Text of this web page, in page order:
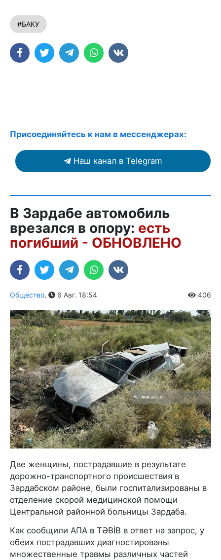
#БАКУ
Присоединяйтесь к нам в мессенджерах:
Наш канал в Telegram
В Зардабе автомобиль
врезался в опору: есть
погибший - ОБНОВЛЕНО
Общество, 6 Авг. 18:54 406
Две женщины, пострадавшие в результате
дорожно-транспортного происшествия в
Зардабском районе, были госпитализированы в
отделение скорой медицинской помощи
Центральной районной больницы Зардаба.
Как сообщили AПA в TƏBİB в ответ на запрос, у
обеих пострадавших диагностированы
множественные травмы различных частей